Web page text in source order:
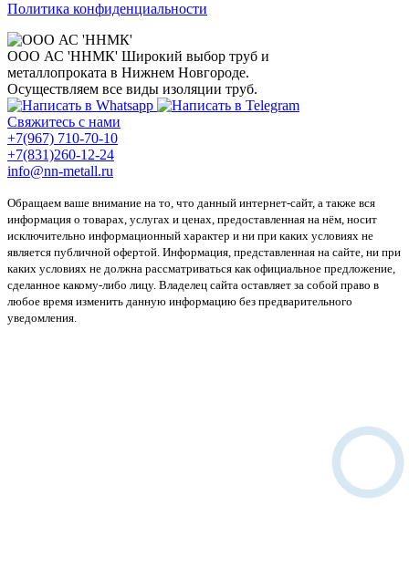
Политика конфиденциальности
ООО АС 'ННМК' Широкий выбор труб и
металлопроката в Нижнем Новгороде.
Осуществляем все виды изоляции труб.
Свяжитесь с нами
+7(967) 710-70-10
+7(831)260-12-24
info@nn-metall.ru
Обращаем ваше внимание на то, что данный интернет-сайт, а также вся
информация о товарах, услугах и ценах, предоставленная на нём, носит
исключительно информационный характер и ни при каких условиях не
является публичной офертой. Информация, представленная на сайте, ни при
каких условиях не должна рассматриваться как официальное предложение,
сделанное какому-либо лицу. Владелец сайта оставляет за собой право в
любое время изменить данную информацию без предварительного
уведомления.